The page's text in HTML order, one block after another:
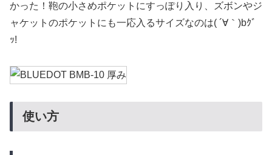
かった！鞄の小さめポケットにすっぽり入り、ズボンやジ
ャケットのポケットにも一応入るサイズなのは( ´∀｀)bｸﾞ
ｯ!
使い方